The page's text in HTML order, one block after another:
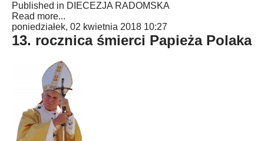
Published in DIECEZJA RADOMSKA
Read more...
poniedziałek, 02 kwietnia 2018 10:27
13. rocznica śmierci Papieża Polaka